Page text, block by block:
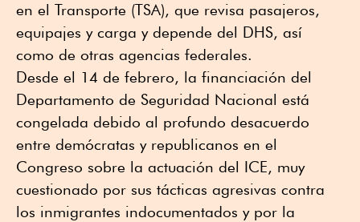
en el Transporte (TSA), que revisa pasajeros,
equipajes y carga y depende del DHS, así
como de otras agencias federales.
Desde el 14 de febrero, la financiación del
Departamento de Seguridad Nacional está
congelada debido al profundo desacuerdo
entre demócratas y republicanos en el
Congreso sobre la actuación del ICE, muy
cuestionado por sus tácticas agresivas contra
los inmigrantes indocumentados y por la